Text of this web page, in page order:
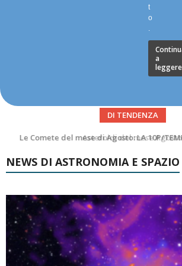
t
o
.
a
leggere
DI TENDENZA
Asteroidi del mese Agosto
NEWS DI ASTRONOMIA E SPAZIO